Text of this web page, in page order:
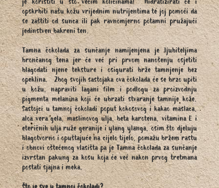
je koristiti u što većim količinama! Hidratizirati će i
opskrbiti našu kožu vrijednim nutrijentima te joj pomoći da
se zaštiti od sunca ili pak ravnomjerno potamni pružajući
jedinstven bakreni ten.
Tamna čokolada za sunčanje namijenjena je ljubiteljima
brončanog tena jer će već pri prvom nanošenju osjetiti
blagodati njene teksture i osigurati brže tamnjenje bez
opeklina. Zbog svojih sastojaka ova čokolada će se brzo upiti
u kožu, napraviti lagani film i podlogu za proizvodnju
pigmenta melanina koji će ubrzati stvaranje tamnije kože.
Sastojci u tamnoj čokoladi poput kokosovog i kakao maslaca,
aloa vera gela, maslinovog ulja, beta karotena, vitamina E i
eteričnih ulja ruže geranije i ylang ylanga, osim što djeluju
blagotvorno i opuštajuće na cijelo tijelo, pomažu bržem rastu
i obnovi oštećenog vlasišta pa je Tamna čokolada za sunčanje
izvrstan pakung za kosu koja će već nakon prvog tretmana
postati sjajna i meka.